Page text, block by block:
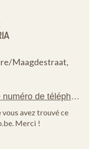
Maagdestraat,
avez trouvé ce
Merci !